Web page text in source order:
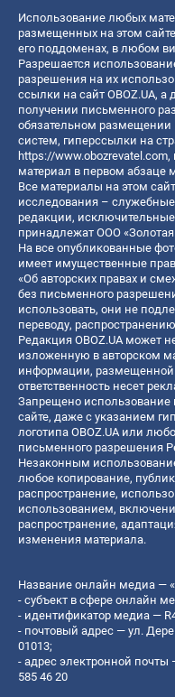
Использование любых
размещенных на этом сайте
его поддоменах, в любом
Разрешается
разрешения на их
ссылки на сайт OBOZ.UA,
получении письменного
обязательном размещении
систем, гиперссылки на
https://www.obozrevatel.com,
материал в первом абзаце
Все материалы на этом
исследования –
редакции,
принадлежат ООО «Золотая
На все опубликованные
имеет имущественные
«Об авторских правах и
без письменного
использовать, они не
переводу,
Редакция OBOZ.UA может
изложенную в авторском
информации, размещенной
ответственность несет
Запрещено
сайте, даже с указанием
логотипа OBOZ.UA или
письменного разрешения
Незаконным
любое копирование,
распространение,
использованием,
распространение,
изменения материала.
Название онлайн медиа —
- субъект в сфере онлайн
- идентификатор медиа —
- почтовый адрес — ул.
01013;
- адрес электронной почты
585 46 20